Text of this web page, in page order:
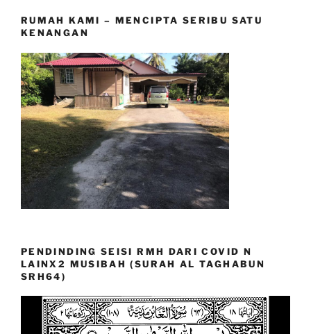
RUMAH KAMI – MENCIPTA SERIBU SATU
KENANGAN
PENDINDING SEISI RMH DARI COVID N
LAINX2 MUSIBAH (SURAH AL TAGHABUN
SRH64)
Video
Player